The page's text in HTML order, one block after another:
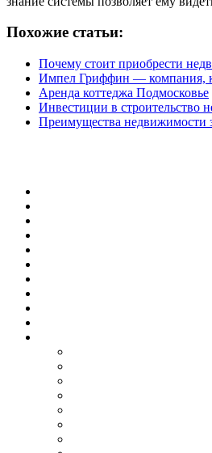
Похожие статьи:
Почему стоит приобрести
Импел Гриффин — компания,
Аренда коттеджа Подмосковье
Инвестиции в строительство
Преимущества недвижимости